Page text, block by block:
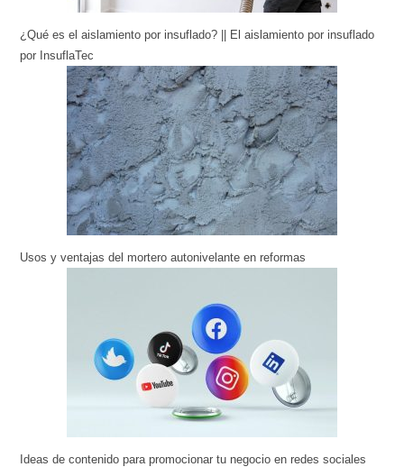
¿Qué es el aislamiento por insuflado? || El aislamiento por insuflado
por InsuflaTec
Usos y ventajas del mortero autonivelante en reformas
Ideas de contenido para promocionar tu negocio en redes sociales